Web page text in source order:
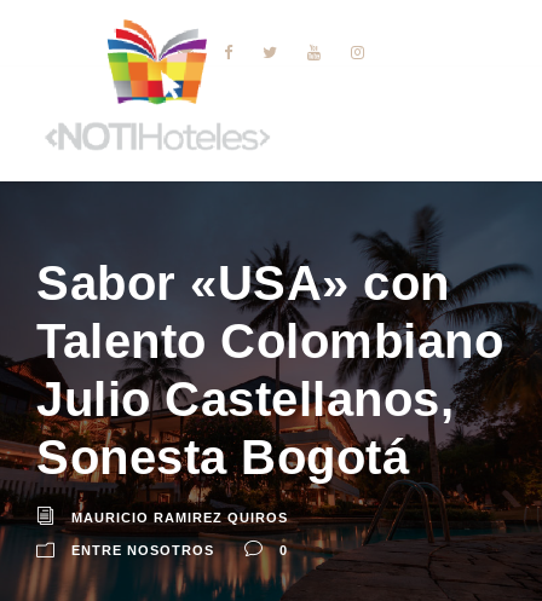
Sabor «USA» con
Talento Colombiano
Julio Castellanos,
Sonesta Bogotá
MAURICIO RAMIREZ QUIROS
ENTRE NOSOTROS 0